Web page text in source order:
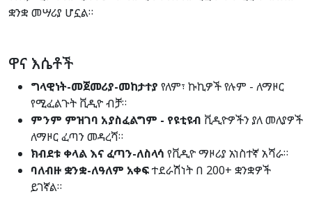
ቋንቋ መሣሪያ ሆኗል።
ዋና እሴቶች
ግላዊነት-መጀመሪያ-መከታተያ የለም፣ ኩኪዎች የሉም - ለማዞር
የሚፈልጉት ቪዲዮ ብቻ።
ምንም ምዝገባ አያስፈልግም - የዩቲዩብ ቪዲዮዎችን ያለ መለያዎች
ለማዞር ፈጣን መዳረሻ።
ክብደቱ ቀላል እና ፈጣን-ለስላሳ የቪዲዮ ማዞሪያ አነስተኛ አሻራ።
ባለብዙ ቋንቋ-ለዓለም አቀፍተደራሽነት በ 200+ ቋንቋዎች
ይገኛል።